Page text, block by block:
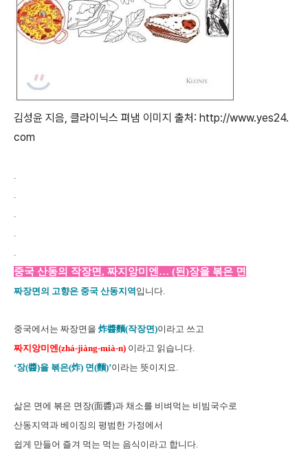
김성윤 지음, 클라이닉스 펴냄 이미지 출처: http://www.yes24.
com
.
.
.
.
.
중국 산동의 작장면, 짜지앙미엔… (된)장을 볶은 면
짜장면의 고향은 중국 산동지역 입니다.
중국에서는 짜장면을 炸醬麵(작장면)이라고 쓰고
짜지앙미엔(zhá-jiàng-mià-n) 이라고 읽습니다.
‘장(醬)을 볶은(炸) 면(麵)’이라는 뜻이지요.
삶은 면에 볶은 면장(面醬)과 채소를 비벼먹는 비빔국수로
산동지역과 베이징의 평범한 가정에서
쉽게 만들어 즐겨 먹는 먹는 음식이라고 합니다.